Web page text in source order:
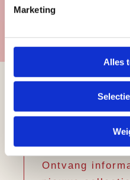
Marketing
Alles
Schrijf
onze
Ontvang